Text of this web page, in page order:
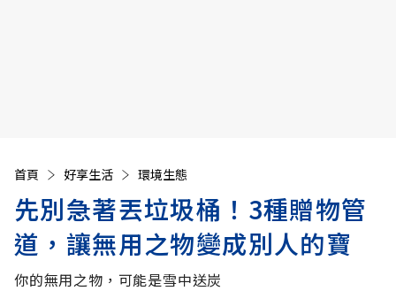
首頁 好享生活 環境生態
先別急著丟垃圾桶！3種贈物管
道，讓無用之物變成別人的寶
你的無用之物，可能是雪中送炭